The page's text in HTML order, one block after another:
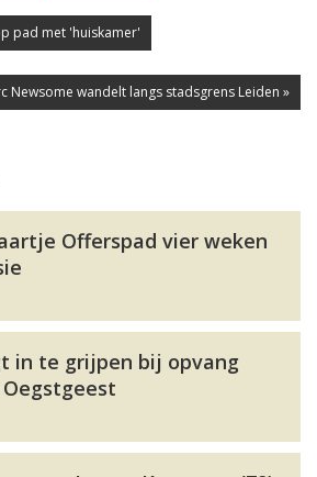
pad met 'huiskamer'
Newsome wandelt langs stadsgrens Leiden »
Offerspad vier weken
in te grijpen bij opvang